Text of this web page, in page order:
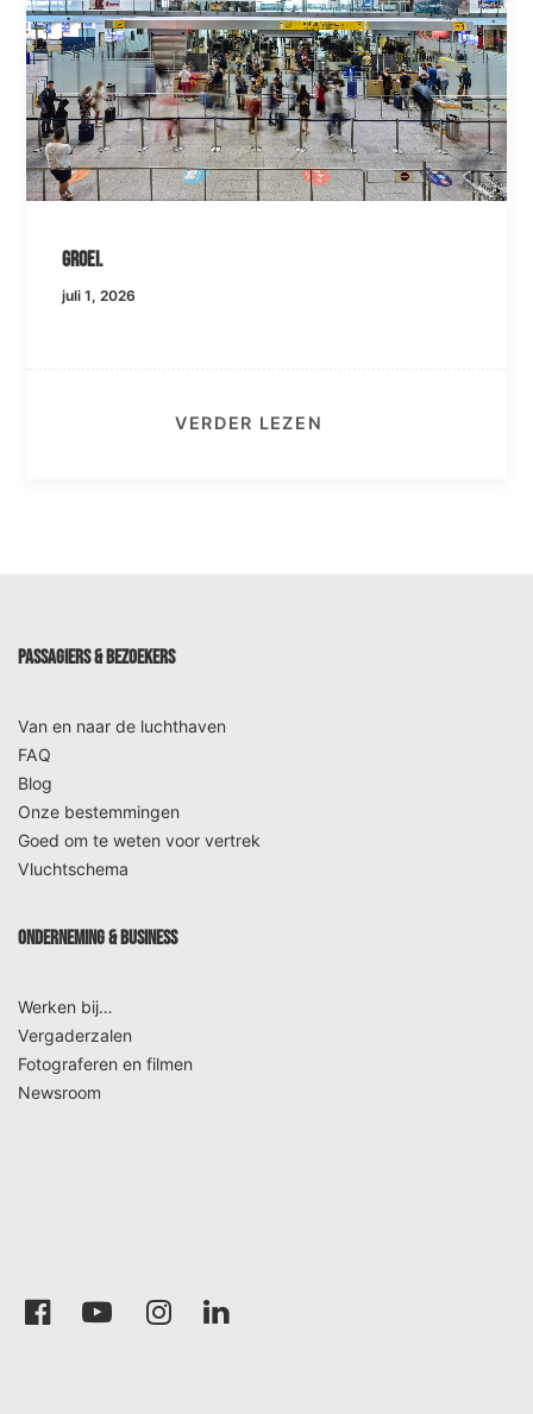
Groei.
juli 1, 2026
VERDER LEZEN
PASSAGIERS & BEZOEKERS
Van en naar de luchthaven
FAQ
Blog
Onze bestemmingen
Goed om te weten voor vertrek
Vluchtschema
ONDERNEMING & BUSINESS
Werken bij…
Vergaderzalen
Fotograferen en filmen
Newsroom